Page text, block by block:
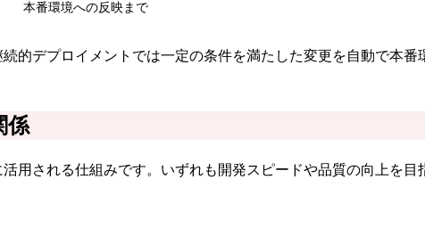
本番環境への反映まで
的デプロイメントでは一定の条件を満たした変更を自動で本番
係
用される仕組みです。いずれも開発スピードや品質の向上を